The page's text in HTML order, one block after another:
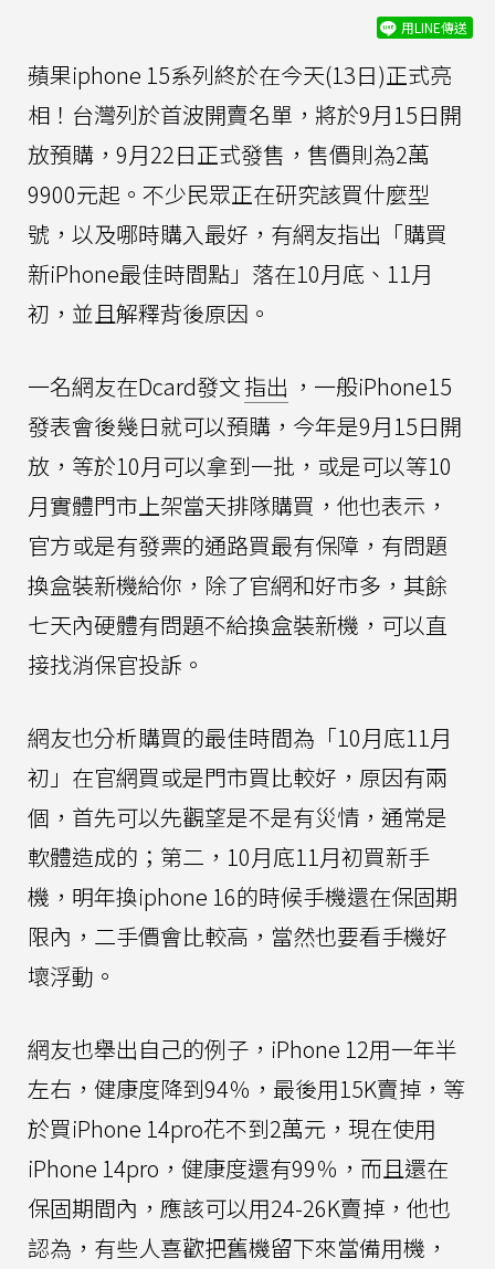
用LINE傳送
蘋果iphone 15系列終於在今天(13日)正式亮
相！台灣列於首波開賣名單，將於9月15日開
放預購，9月22日正式發售，售價則為2萬
9900元起。不少民眾正在研究該買什麼型
號，以及哪時購入最好，有網友指出「購買
新iPhone最佳時間點」落在10月底、11月
初，並且解釋背後原因。
一名網友在Dcard發文指出 ，一般iPhone15
發表會後幾日就可以預購，今年是9月15日開
放，等於10月可以拿到一批，或是可以等10
月實體門市上架當天排隊購買，他也表示，
官方或是有發票的通路買最有保障，有問題
換盒裝新機給你，除了官網和好市多，其餘
七天內硬體有問題不給換盒裝新機，可以直
接找消保官投訴。
網友也分析購買的最佳時間為「10月底11月
初」在官網買或是門市買比較好，原因有兩
個，首先可以先觀望是不是有災情，通常是
軟體造成的；第二，10月底11月初買新手
機，明年換iphone 16的時候手機還在保固期
限內，二手價會比較高，當然也要看手機好
壞浮動。
網友也舉出自己的例子，iPhone 12用一年半
左右，健康度降到94％，最後用15K賣掉，等
於買iPhone 14pro花不到2萬元，現在使用
iPhone 14pro，健康度還有99％，而且還在
保固期間內，應該可以用24-26K賣掉，他也
認為，有些人喜歡把舊機留下來當備用機，